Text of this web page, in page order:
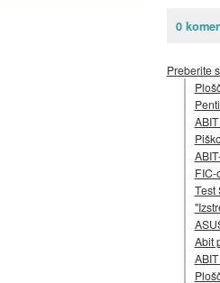
0
Preberite
FIC-
Test
Abit